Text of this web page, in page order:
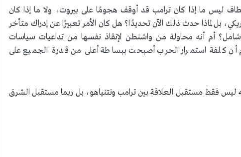
ليس ما إذا كان ترامب قد أوقف هجومًا على بيروت، ولا ما إذا كان
بل لماذا حدث ذلك الآن تحديدًا؟ هل كان الأمر تعبيرًا عن إدراك متأخر
شامل؟ أم أنه محاولة من واشنطن لإنقاذ نفسها من تداعيات سياسات
كلفة استمرار الحرب أصبحت ببساطة أعلى من قدرة الجميع على
فقط مستقبل العلاقة بين ترامب ونتنياهو، بل ربما مستقبل الشرق